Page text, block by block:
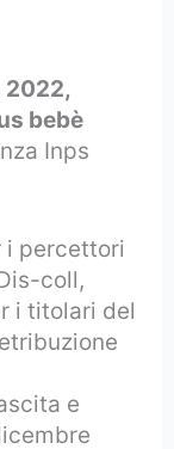
2022,
bebè
Inps
i percettori
coll,
i titolari del
e